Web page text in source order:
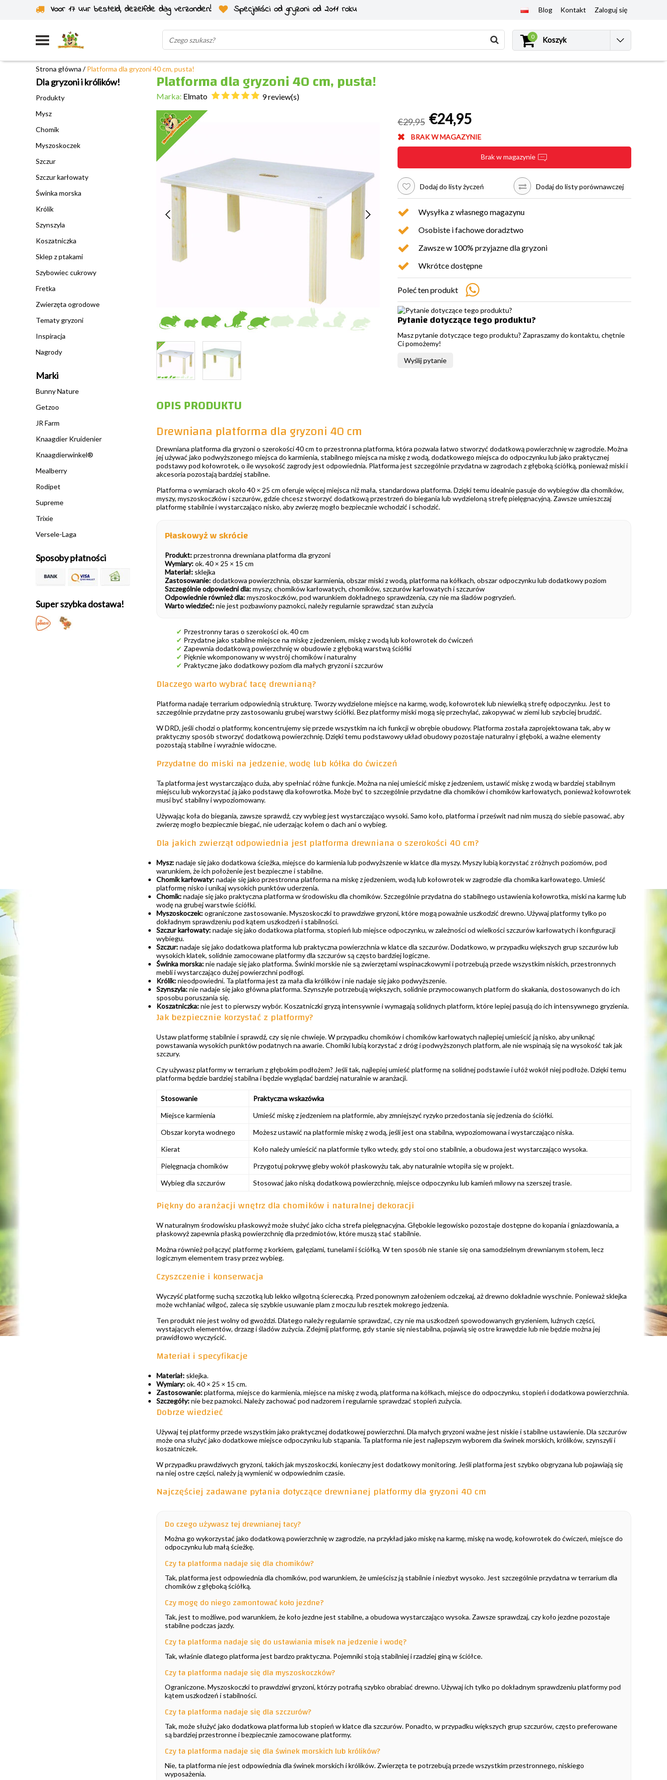
Voor 17 uur besteld, dezelfde dag verzonden!
Specjaliści od gryzoni od 2011 roku
Wysyłka z własnego magazynu
Blog Kontakt Zaloguj się
0 Koszyk
Strona główna /Platforma dla gryzoni 40 cm, pusta!
Dla gryzoni i królików!
Produkty
Mysz
Chomik
Myszoskoczek
Szczur
Szczur karłowaty
Świnka morska
Królik
Szynszyla
Koszatniczka
Sklep z ptakami
Szybowiec cukrowy
Fretka
Zwierzęta ogrodowe
Tematy gryzoni
Inspiracja
Nagrody
Marki
Bunny Nature
Getzoo
JR Farm
Knaagdier Kruidenier
Knaagdierwinkel®
Mealberry
Rodipet
Supreme
Trixie
Versele-Laga
Sposoby płatności
Super szybka dostawa!
Platforma dla gryzoni 40 cm, pusta!
Marka: Elmato 9 review(s)
€29,95 €24,95
BRAK W MAGAZYNIE
Brak w magazynie
Dodaj do listy życzeń Dodaj do listy porównawczej
Wysyłka z własnego magazynu
Osobiste i fachowe doradztwo
Zawsze w 100% przyjazne dla gryzoni
Wkrótce dostępne
Poleć ten produkt
Pytanie dotyczące tego produktu?
Masz pytanie dotyczące tego produktu? Zapraszamy do kontaktu, chętnie
Ci pomożemy!
Wyślij pytanie
OPIS PRODUKTU
Drewniana platforma dla gryzoni 40 cm
Drewniana platforma dla gryzoni o szerokości 40 cm to przestronna platforma, która pozwala łatwo stworzyć dodatkową powierzchnię w zagrodzie. Można
jej używać jako podwyższonego miejsca do karmienia, stabilnego miejsca na miskę z wodą, dodatkowego miejsca do odpoczynku lub jako praktycznej
podstawy pod kołowrotek, o ile wysokość zagrody jest odpowiednia. Platforma jest szczególnie przydatna w zagrodach z głęboką ściółką, ponieważ miski i
akcesoria pozostają bardziej stabilne.
Platforma o wymiarach około 40 × 25 cm oferuje więcej miejsca niż mała, standardowa platforma. Dzięki temu idealnie pasuje do wybiegów dla chomików,
myszy, myszoskoczków i szczurów, gdzie chcesz stworzyć dodatkową przestrzeń do biegania lub wydzieloną strefę pielęgnacyjną. Zawsze umieszczaj
platformę stabilnie i wystarczająco nisko, aby zwierzę mogło bezpiecznie wchodzić i schodzić.
Płaskowyż w skrócie
Produkt:przestronna drewniana platforma dla gryzoni
Wymiary:ok. 40 × 25 × 15 cm
Materiał: sklejka
Zastosowanie:dodatkowa powierzchnia, obszar karmienia, obszar miski z wodą, platforma na kółkach, obszar odpoczynku lub dodatkowy poziom
Szczególnie odpowiedni dla:myszy, chomików karłowatych, chomików, szczurów karłowatych i szczurów
Odpowiednie również dla:myszoskoczków, pod warunkiem dokładnego sprawdzenia, czy nie ma śladów pogryzień.
Warto wiedzieć:nie jest pozbawiony paznokci, należy regularnie sprawdzać stan zużycia
✔ Przestronny taras o szerokości ok. 40 cm
✔ Przydatne jako stabilne miejsce na miskę z jedzeniem, miskę z wodą lub kołowrotek do ćwiczeń
✔ Zapewnia dodatkową powierzchnię w obudowie z głęboką warstwą ściółki
✔ Pięknie wkomponowany w wystrój chomików i naturalny
✔ Praktyczne jako dodatkowy poziom dla małych gryzoni i szczurów
Dlaczego warto wybrać tacę drewnianą?
Platforma nadaje terrarium odpowiednią strukturę. Tworzy wydzielone miejsce na karmę, wodę, kołowrotek lub niewielką strefę odpoczynku. Jest to
szczególnie przydatne przy zastosowaniu grubej warstwy ściółki. Bez platformy miski mogą się przechylać, zakopywać w ziemi lub szybciej brudzić.
W DRD, jeśli chodzi o platformy, koncentrujemy się przede wszystkim na ich funkcji w obrębie obudowy. Platforma została zaprojektowana tak, aby w
praktyczny sposób stworzyć dodatkową powierzchnię. Dzięki temu podstawowy układ obudowy pozostaje naturalny i głęboki, a ważne elementy
pozostają stabilne i wyraźnie widoczne.
Przydatne do miski na jedzenie, wodę lub kółka do ćwiczeń
Ta platforma jest wystarczająco duża, aby spełniać różne funkcje. Można na niej umieścić miskę z jedzeniem, ustawić miskę z wodą w bardziej stabilnym
miejscu lub wykorzystać ją jako podstawę dla kołowrotka. Może być to szczególnie przydatne dla chomików i chomików karłowatych, ponieważ kołowrotek
musi być stabilny i wypoziomowany.
Używając koła do biegania, zawsze sprawdź, czy wybieg jest wystarczająco wysoki. Samo koło, platforma i prześwit nad nim muszą do siebie pasować, aby
zwierzę mogło bezpiecznie biegać, nie uderzając kołem o dach ani o wybieg.
Dla jakich zwierząt odpowiednia jest platforma drewniana o szerokości 40 cm?
Mysz:nadaje się jako dodatkowa ścieżka, miejsce do karmienia lub podwyższenie w klatce dla myszy. Myszy lubią korzystać z różnych poziomów, pod
warunkiem, że ich położenie jest bezpieczne i stabilne.
Chomik karłowaty:nadaje się jako przestronna platforma na miskę z jedzeniem, wodą lub kołowrotek w zagrodzie dla chomika karłowatego. Umieść
platformę nisko i unikaj wysokich punktów uderzenia.
Chomik:nadaje się jako praktyczna platforma w środowisku dla chomików. Szczególnie przydatna do stabilnego ustawienia kołowrotka, miski na karmę lub
wodę na grubej warstwie ściółki.
Myszoskoczek:ograniczone zastosowanie. Myszoskoczki to prawdziwe gryzoni, które mogą poważnie uszkodzić drewno. Używaj platformy tylko po
dokładnym sprawdzeniu pod kątem uszkodzeń i stabilności.
Szczur karłowaty:nadaje się jako dodatkowa platforma, stopień lub miejsce odpoczynku, w zależności od wielkości szczurów karłowatych i konfiguracji
wybiegu.
Szczur:nadaje się jako dodatkowa platforma lub praktyczna powierzchnia w klatce dla szczurów. Dodatkowo, w przypadku większych grup szczurów lub
wysokich klatek, solidnie zamocowane platformy dla szczurów są często bardziej logiczne.
Świnka morska:nie nadaje się jako platforma. Świnki morskie nie są zwierzętami wspinaczkowymi i potrzebują przede wszystkim niskich, przestronnych
mebli i wystarczająco dużej powierzchni podłogi.
Królik:nieodpowiedni. Ta platforma jest za mała dla królików i nie nadaje się jako podwyższenie.
Szynszyla:nie nadaje się jako główna platforma. Szynszyle potrzebują większych, solidnie przymocowanych platform do skakania, dostosowanych do ich
sposobu poruszania się.
Koszatniczka:nie jest to pierwszy wybór. Koszatniczki gryzą intensywnie i wymagają solidnych platform, które lepiej pasują do ich intensywnego gryzienia.
Jak bezpiecznie korzystać z platformy?
Ustaw platformę stabilnie i sprawdź, czy się nie chwieje. W przypadku chomików i chomików karłowatych najlepiej umieścić ją nisko, aby uniknąć
powstawania wysokich punktów podatnych na awarie. Chomiki lubią korzystać z dróg i podwyższonych platform, ale nie wspinają się na wysokość tak jak
szczury.
Czy używasz platformy w terrarium z głębokim podłożem? Jeśli tak, najlepiej umieść platformę na solidnej podstawie i ułóż wokół niej podłoże. Dzięki temu
platforma będzie bardziej stabilna i będzie wyglądać bardziej naturalnie w aranżacji.
Stosowanie
Praktyczna wskazówka
Miejsce karmienia
Umieść miskę z jedzeniem na platformie, aby zmniejszyć ryzyko przedostania się jedzenia do ściółki.
Obszar koryta wodnego
Możesz ustawić na platformie miskę z wodą, jeśli jest ona stabilna, wypoziomowana i wystarczająco niska.
Kierat
Koło należy umieścić na platformie tylko wtedy, gdy stoi ono stabilnie, a obudowa jest wystarczająco wysoka.
Pielęgnacja chomików
Przygotuj pokrywę gleby wokół płaskowyżu tak, aby naturalnie wtopiła się w projekt.
Wybieg dla szczurów
Stosować jako niską dodatkową powierzchnię, miejsce odpoczynku lub kamień milowy na szerszej trasie.
Piękny do aranżacji wnętrz dla chomików i naturalnej dekoracji
W naturalnym środowisku płaskowyż może służyć jako cicha strefa pielęgnacyjna. Głębokie legowisko pozostaje dostępne do kopania i gniazdowania, a
płaskowyż zapewnia płaską powierzchnię dla przedmiotów, które muszą stać stabilnie.
Można również połączyć platformę z korkiem, gałęziami, tunelami i ściółką. W ten sposób nie stanie się ona samodzielnym drewnianym stołem, lecz
logicznym elementem trasy przez wybieg.
Czyszczenie i konserwacja
Wyczyść platformę suchą szczotką lub lekko wilgotną ściereczką. Przed ponownym założeniem odczekaj, aż drewno dokładnie wyschnie. Ponieważ sklejka
może wchłaniać wilgoć, zaleca się szybkie usuwanie plam z moczu lub resztek mokrego jedzenia.
Ten produkt nie jest wolny od gwoździ. Dlatego należy regularnie sprawdzać, czy nie ma uszkodzeń spowodowanych gryzieniem, luźnych części,
wystających elementów, drzazg i śladów zużycia. Zdejmij platformę, gdy stanie się niestabilna, pojawią się ostre krawędzie lub nie będzie można jej
prawidłowo wyczyścić.
Materiał i specyfikacje
Materiał: sklejka.
Wymiary:ok. 40 × 25 × 15 cm.
Zastosowanie:platforma, miejsce do karmienia, miejsce na miskę z wodą, platforma na kółkach, miejsce do odpoczynku, stopień i dodatkowa powierzchnia.
Szczegóły:nie bez paznokci. Należy zachować pod nadzorem i regularnie sprawdzać stopień zużycia.
Dobrze wiedzieć
Używaj tej platformy przede wszystkim jako praktycznej dodatkowej powierzchni. Dla małych gryzoni ważne jest niskie i stabilne ustawienie. Dla szczurów
może ona służyć jako dodatkowe miejsce odpoczynku lub stąpania. Ta platforma nie jest najlepszym wyborem dla świnek morskich, królików, szynszyli i
koszatniczek.
W przypadku prawdziwych gryzoni, takich jak myszoskoczki, konieczny jest dodatkowy monitoring. Jeśli platforma jest szybko obgryzana lub pojawiają się
na niej ostre części, należy ją wymienić w odpowiednim czasie.
Najczęściej zadawane pytania dotyczące drewnianej platformy dla gryzoni 40 cm
Do czego używasz tej drewnianej tacy?
Można go wykorzystać jako dodatkową powierzchnię w zagrodzie, na przykład jako miskę na karmę, miskę na wodę, kołowrotek do ćwiczeń, miejsce do
odpoczynku lub małą ścieżkę.
Czy ta platforma nadaje się dla chomików?
Tak, platforma jest odpowiednia dla chomików, pod warunkiem, że umieścisz ją stabilnie i niezbyt wysoko. Jest szczególnie przydatna w terrarium dla
chomików z głęboką ściółką.
Czy mogę do niego zamontować koło jezdne?
Tak, jest to możliwe, pod warunkiem, że koło jezdne jest stabilne, a obudowa wystarczająco wysoka. Zawsze sprawdzaj, czy koło jezdne pozostaje
stabilne podczas jazdy.
Czy ta platforma nadaje się do ustawiania misek na jedzenie i wodę?
Tak, właśnie dlatego platforma jest bardzo praktyczna. Pojemniki stoją stabilniej i rzadziej giną w ściółce.
Czy ta platforma nadaje się dla myszoskoczków?
Ograniczone. Myszoskoczki to prawdziwi gryzoni, którzy potrafią szybko obrabiać drewno. Używaj ich tylko po dokładnym sprawdzeniu platformy pod
kątem uszkodzeń i stabilności.
Czy ta platforma nadaje się dla szczurów?
Tak, może służyć jako dodatkowa platforma lub stopień w klatce dla szczurów. Ponadto, w przypadku większych grup szczurów, często preferowane
są bardziej przestronne i bezpiecznie zamocowane platformy.
Czy ta platforma nadaje się dla świnek morskich lub królików?
Nie, ta platforma nie jest odpowiednia dla świnek morskich i królików. Zwierzęta te potrzebują przede wszystkim przestronnego, niskiego
wyposażenia.